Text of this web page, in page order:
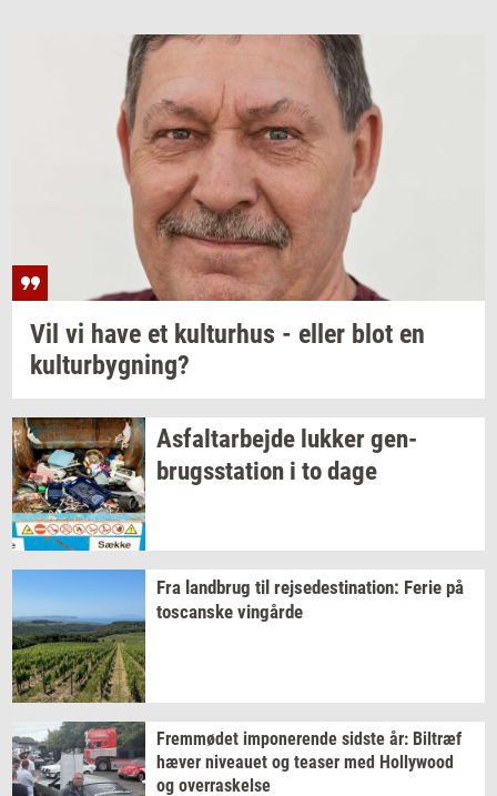
Vil vi have et kul­tur­hus - eller blot en
kul­tur­byg­ning?
As­fal­t­ar­bej­de luk­kergen­
brugs­sta­tion i to dage
Fra land­brug til rej­se­desti­na­tion: Ferie på
toscan­ske vin­går­de
Frem­mø­det im­po­ne­ren­de sid­ste år: Bil­træf
hæver ni­veau­et og tea­ser med Hol­lywood
og over­ra­skel­se